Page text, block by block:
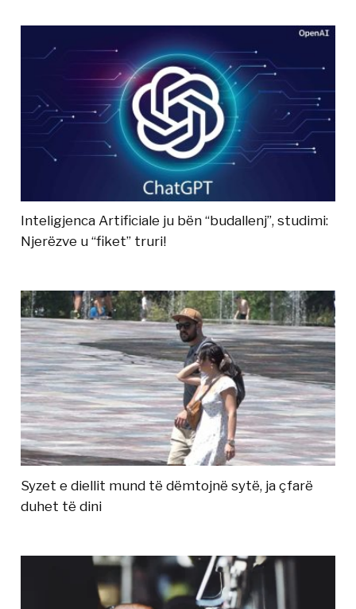
Inteligjenca Artificiale ju bën “budallenj”, studimi:
Njerëzve u “fiket” truri!
Syzet e diellit mund të dëmtojnë sytë, ja çfarë
duhet të dini